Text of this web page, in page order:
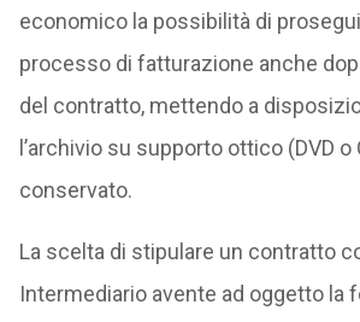
economico la possibilità di
processo di fatturazione anche
del contratto, mettendo a
l’archivio su supporto ottico (DVD
conservato.
La scelta di stipulare un contratto
Intermediario avente ad oggetto la